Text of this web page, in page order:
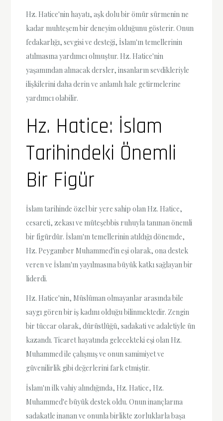
Hz. Hatice'nin hayatı, aşk dolu bir ömür sürmenin ne
kadar muhteşem bir deneyim olduğunu gösterir. Onun
fedakarlığı, sevgisi ve desteği, İslam'ın temellerinin
atılmasına yardımcı olmuştur. Hz. Hatice'nin
yaşamından alınacak dersler, insanların sevdikleriyle
ilişkilerini daha derin ve anlamlı hale getirmelerine
yardımcı olabilir.
Hz. Hatice: İslam
Tarihindeki Önemli
Bir Figür
İslam tarihinde özel bir yere sahip olan Hz. Hatice,
cesareti, zekası ve müteşebbis ruhuyla tanınan önemli
bir figürdür. İslam'ın temellerinin atıldığı dönemde,
Hz. Peygamber Muhammed'in eşi olarak, ona destek
veren ve İslam'ın yayılmasına büyük katkı sağlayan bir
liderdi.
Hz. Hatice'nin, Müslüman olmayanlar arasında bile
saygı gören bir iş kadını olduğu bilinmektedir. Zengin
bir tüccar olarak, dürüstlüğü, sadakati ve adaletiyle ün
kazandı. Ticaret hayatında gelecekteki eşi olan Hz.
Muhammed ile çalışmış ve onun samimiyet ve
güvenilirlik gibi değerlerini fark etmiştir.
İslam'ın ilk vahiy alındığında, Hz. Hatice, Hz.
Muhammed'e büyük destek oldu. Onun inançlarına
sadakatle inanan ve onunla birlikte zorluklarla başa